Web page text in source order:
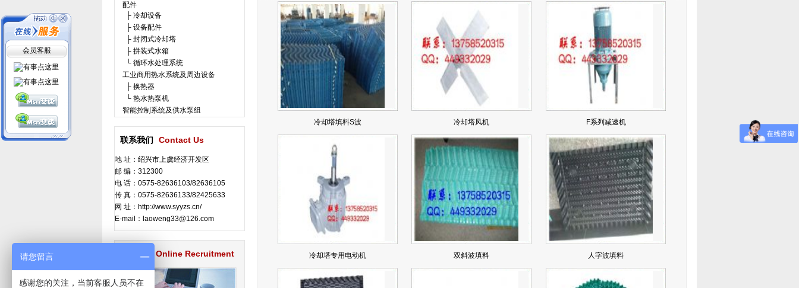
配件
├ 冷却设备
├ 设备配件
├ 封闭式冷却塔
├ 拼装式水箱
└ 循环水处理系统
工业商用热水系统及周边设备
├ 换热器
└ 热水热泵机
智能控制系统及供水泵组
联系我们 Contact Us
地 址：绍兴市上虞经济开发区
邮 编：312300
电 话：0575-82636103/82636105
传 真：0575-82636133/82425633
网 址：http://www.syyzs.cn/
E-mail：laoweng33@126.com
Online Recruitment
冷却塔填料S波 冷却塔风机 F系列减速机
冷却塔专用电动机 双斜波填料 人字波填料
会员客服
请您留言
感谢您的关注，当前客服人员不在